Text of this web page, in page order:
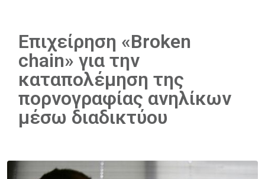
Επιχείρηση «Broken
chain» για την
καταπολέμηση της
πορνογραφίας ανηλίκων
μέσω διαδικτύου